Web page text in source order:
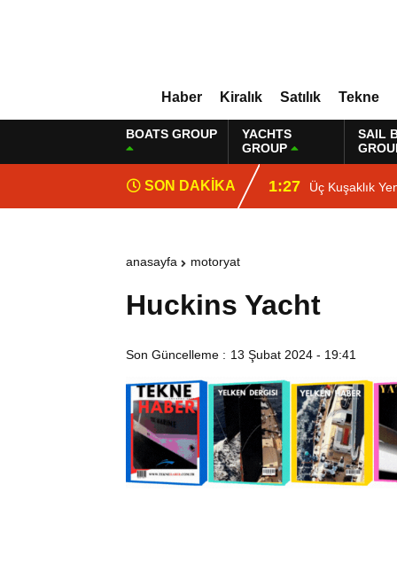
Haber Kiralık Satılık Tekne
BOATS GROUP
YACHTS
GROUP
SAIL
SON DAKİKA 1:27 Üç Kuşaklık
anasayfa motoryat
Huckins Yacht
Son Güncelleme : 13 Şubat 2024 - 19:41